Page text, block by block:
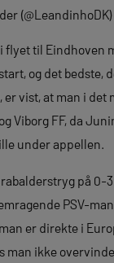
(@LeandinhoDK)
flyet til Eindhoven
og det bedste,
er vist, at man i det
Viborg FF, da
under appellen.
på 0-
PSV-
er direkte i
man ikke